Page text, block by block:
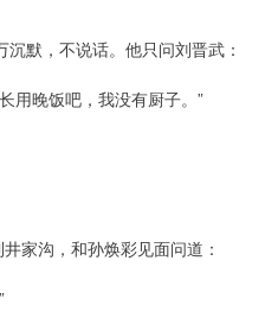
默，不说话。他只问刘晋武：
用晚饭吧，我没有厨子。”
家沟，和孙焕彩见面问道：